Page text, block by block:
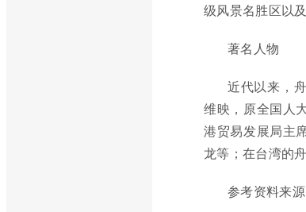
级风景名胜区以
著名人物
近代以来，
维映，原全国人
港贸易发展局主
龙等；在台湾的
参考资料来